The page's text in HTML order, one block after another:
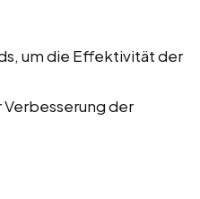
um die Effektivität der
der